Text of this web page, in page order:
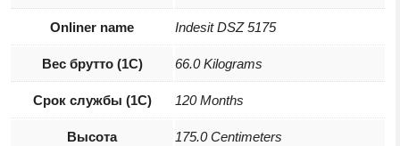
Onliner name Indesit DSZ 5175
Вес брутто (1С) 66.0 Kilograms
Срок службы (1С) 120 Months
Высота 175.0 Centimeters